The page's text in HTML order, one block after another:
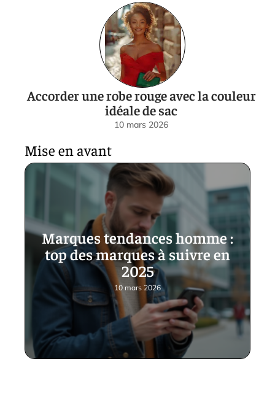
Accorder une robe rouge avec la couleur
idéale de sac
10 mars 2026
Mise en avant
Marques tendances homme :
top des marques à suivre en
2025
10 mars 2026